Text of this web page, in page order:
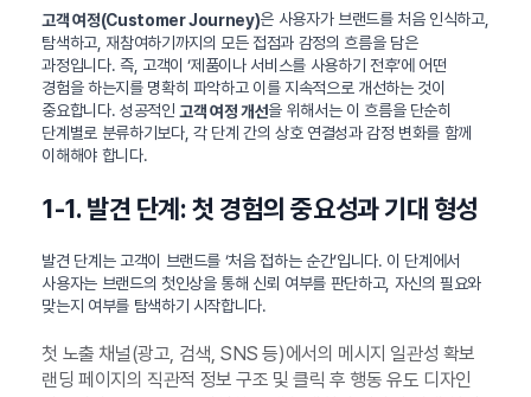
고객 여정(Customer Journey)은 사용자가 브랜드를 처음 인식하고,
탐색하고, 재참여하기까지의 모든 접점과 감정의 흐름을 담은
과정입니다. 즉, 고객이 ‘제품이나 서비스를 사용하기 전후’에 어떤
경험을 하는지를 명확히 파악하고 이를 지속적으로 개선하는 것이
중요합니다. 성공적인 고객 여정 개선을 위해서는 이 흐름을 단순히
단계별로 분류하기보다, 각 단계 간의 상호 연결성과 감정 변화를 함께
이해해야 합니다.
1-1. 발견 단계: 첫 경험의 중요성과 기대 형성
발견 단계는 고객이 브랜드를 ‘처음 접하는 순간’입니다. 이 단계에서
사용자는 브랜드의 첫인상을 통해 신뢰 여부를 판단하고, 자신의 필요와
맞는지 여부를 탐색하기 시작합니다.
첫 노출 채널(광고, 검색, SNS 등)에서의 메시지 일관성 확보
랜딩 페이지의 직관적 정보 구조 및 클릭 후 행동 유도 디자인